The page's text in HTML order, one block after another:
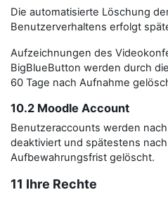
Die automatisierte Löschung
Benutzerverhaltens erfolgt
Aufzeichnungen des
BigBlueButton werden durch die
60 Tage nach Aufnahme
10.2 Moodle Account
Benutzeraccounts werden
deaktiviert und spätestens
Aufbewahrungsfrist gelöscht.
11 Ihre Rechte